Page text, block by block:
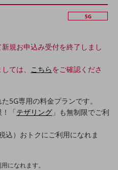
5G
や
規お申込み受付を終了しまし
ては、 こちらをご確認くださ
5G専用の料金プランです。
「テザリング 」も無制限でご利
込）おトクにご利用になれま
になれます。